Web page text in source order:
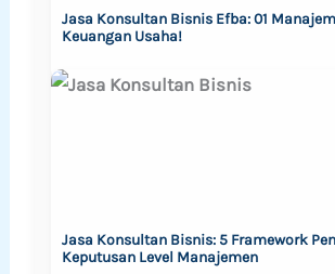
Jasa Konsultan Bisnis Efba: 01
Keuangan Usaha!
Jasa Konsultan Bisnis: 5 Framework
Keputusan Level Manajemen